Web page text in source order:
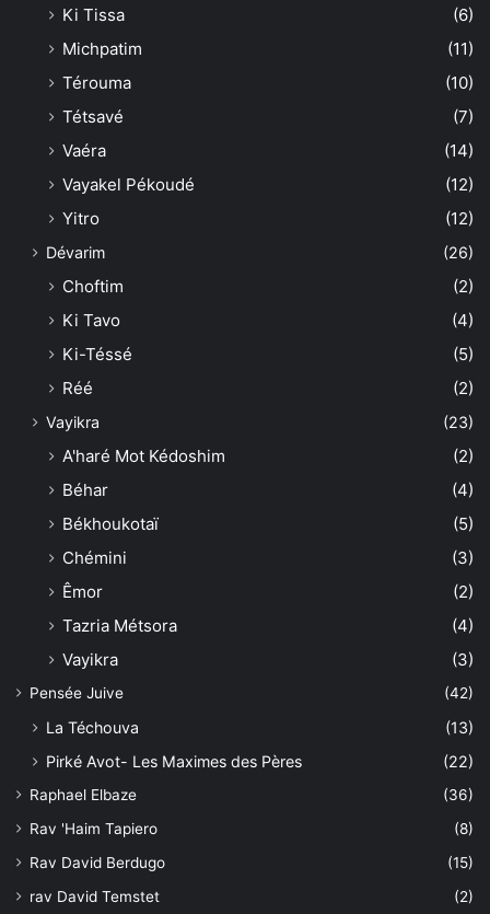
Ki Tissa
(6)
Michpatim
(11)
Térouma
(10)
Tétsavé
(7)
Vaéra
(14)
Vayakel Pékoudé
(12)
Yitro
(12)
Dévarim (26)
Choftim
(2)
Ki Tavo
(4)
Ki-Téssé
(5)
Réé
(2)
Vayikra (23)
A'haré Mot Kédoshim
(2)
Béhar
(4)
Békhoukotaï
(5)
Chémini
(3)
Êmor
(2)
Tazria Métsora
(4)
Vayikra
(3)
Pensée Juive (42)
La Téchouva
(13)
Pirké Avot- Les Maximes des Pères
(22)
Raphael Elbaze
(36)
Rav 'Haim Tapiero
(8)
Rav David Berdugo
(15)
rav David Temstet
(2)